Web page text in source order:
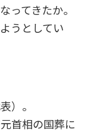
ってきたか。
うとしてい
）。
首相の国葬に